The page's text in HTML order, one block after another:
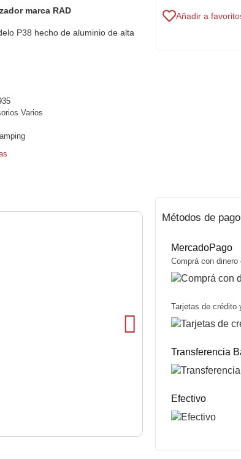
marca RAD
P38 hecho de aluminio de alta
Varios
Añadir a
Precio sin impuestos
10% OFFabonando
ENVÍO GRATIS A
Métodos de pago
MercadoPago
Comprá con dinero
Tarjetas de crédito
Transferencia
Efectivo